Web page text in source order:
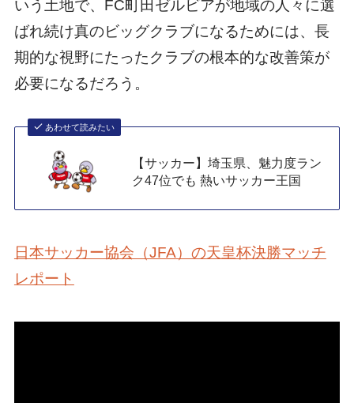
いう土地で、FC町田ゼルビアが地域の人々に選
ばれ続け真のビッグクラブになるためには、長
期的な視野にたったクラブの根本的な改善策が
必要になるだろう。
あわせて読みたい
【サッカー】埼玉県、魅力度ラン
ク47位でも 熱いサッカー王国
日本サッカー協会（JFA）の天皇杯決勝マッチ
レポート